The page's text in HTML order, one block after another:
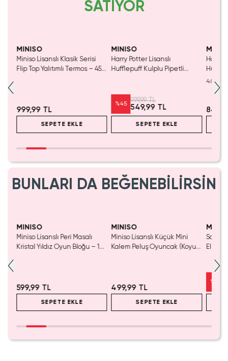
SATIYOR
ML
MINISO
Miniso Lisanslı Klasik Serisi
Flip Top Yalıtımlı Termos – 450
999,99 TL
SEPETE EKLE
MINISO
Harry Potter Lisanslı
Hufflepuff Kulplu Pipetli
%45
999,99 TL
549,99 TL
SEPETE EKLE
Harry
4.0
BUNLARI DA BEĞENEBİLİRSİN
MINISO
Miniso Lisanslı Peri Masalı
Kristal Yıldız Oyun Bloğu – 14
599,99 TL
SEPETE EKLE
MINISO
Miniso Lisanslı Küçük Mini
Kalem Peluş Oyuncak (Koyu
499,99 TL
SEPETE EKLE
Sanrio
Elma
%